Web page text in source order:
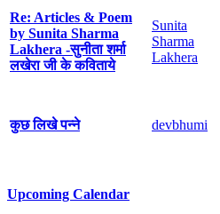
Re: Articles & Poem
by Sunita Sharma
Lakhera -सुनीता शर्मा
लखेरा जी के कविताये
Sunita
Sharma
Lakhera
कुछ लिखे पन्ने devbhumi
Upcoming Calendar